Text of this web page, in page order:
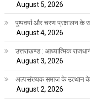
August 5, 2026
पुष्पवर्षा और चरण प्रक्षालन के
August 4, 2026
उत्तराखण्ड : आध्यात्मिक
August 3, 2026
अल्पसंख्यक समाज के उत्थान के
August 2, 2026